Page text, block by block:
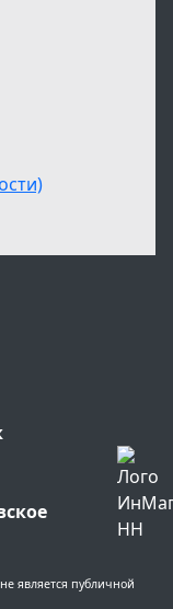
является публичной